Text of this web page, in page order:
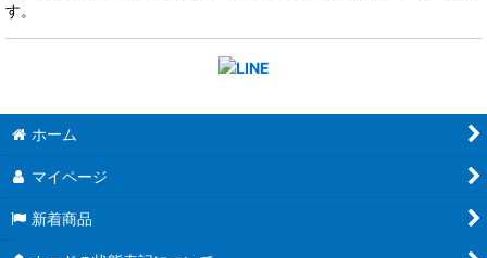
す。
ホーム
マイページ
新着商品